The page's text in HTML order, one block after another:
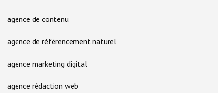
agence de contenu
agence de référencement naturel
agence marketing digital
agence rédaction web